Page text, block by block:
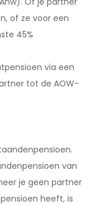
of ze voor een
45%
via een
tot de AOW-
van
je geen partner
heeft, is